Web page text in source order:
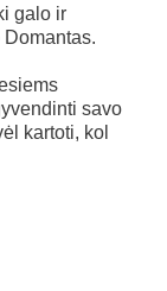
galo ir
savo
kartoti, kol